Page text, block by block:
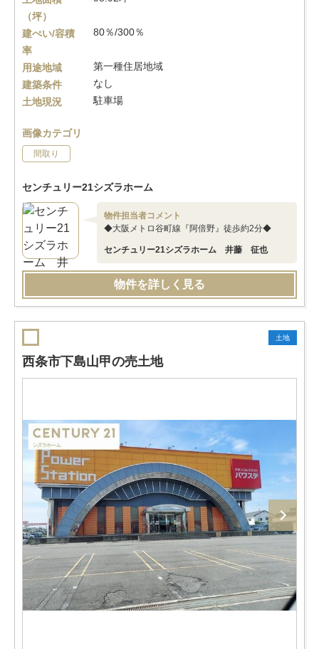
（坪）
建ぺい/容積
率
80％/300％
用途地域
第一種住居地域
建築条件
なし
土地現況
駐車場
画像カテゴリ
間取り
センチュリー21シズラホーム
物件担当者コメント
◆大阪メトロ谷町線『阿倍野』徒歩約2分◆
センチュリー21シズラホーム 井藤 征也
物件を詳しく見る
土地
西条市下島山甲の売土地